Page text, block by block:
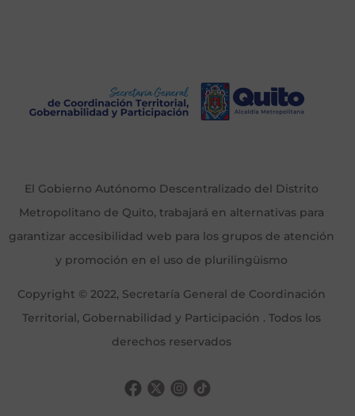
El Gobierno Autónomo Descentralizado del Distrito
Metropolitano de Quito, trabajará en alternativas para
garantizar accesibilidad web para los grupos de atención
y promoción en el uso de plurilingüismo
Copyright © 2022, Secretaría General de Coordinación
Territorial, Gobernabilidad y Participación . Todos los
derechos reservados